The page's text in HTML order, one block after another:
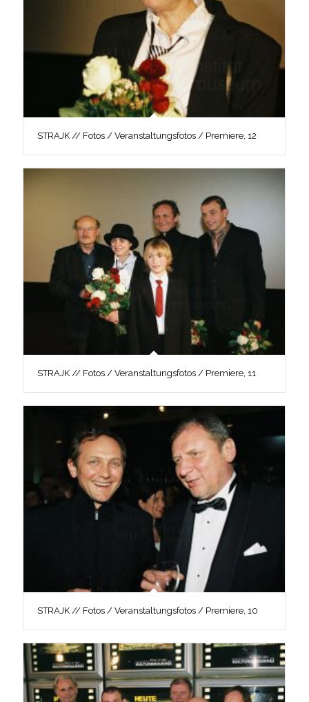
STRAJK // Fotos / Veranstaltungsfotos / Premiere, 12
STRAJK // Fotos / Veranstaltungsfotos / Premiere, 11
STRAJK // Fotos / Veranstaltungsfotos / Premiere, 10